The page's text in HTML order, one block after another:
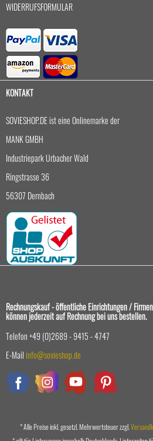
WIDERRUFSFORMULAR
KONTAKT
SOVIESHOP.DE ist eine Onlinemarke der
MANK GMBH
Industriepark Urbacher Wald
Ringstrasse 36
56307 Dernbach
Rechnungskauf - öffentliche Einrichtungen /
können jederzeit auf Rechnung bei uns bestellen.
Telefon +49 (0)2689 - 9415 - 4747
E-Mail info@sovieshop.de
* Alle Preise inkl. gesetzl. Mehrwertsteuer zzgl.